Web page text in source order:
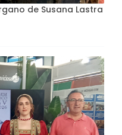
de Susana Lastra